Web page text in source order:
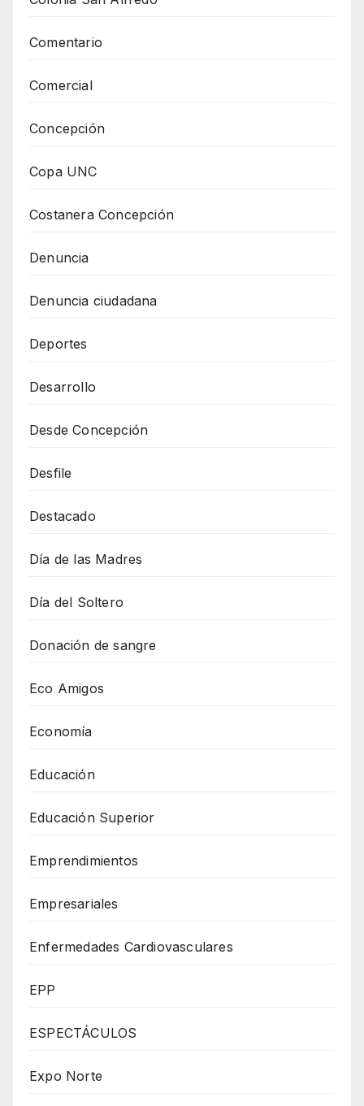
Comentario
Comercial
Concepción
Copa UNC
Costanera Concepción
Denuncia
Denuncia ciudadana
Deportes
Desarrollo
Desde Concepción
Desfile
Destacado
Día de las Madres
Día del Soltero
Donación de sangre
Eco Amigos
Economía
Educación
Educación Superior
Emprendimientos
Empresariales
Enfermedades Cardiovasculares
EPP
ESPECTÁCULOS
Expo Norte